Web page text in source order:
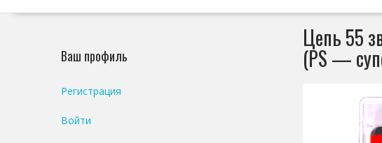
Цепь 55
(PS —
Ваш профиль
Регистрация
Войти